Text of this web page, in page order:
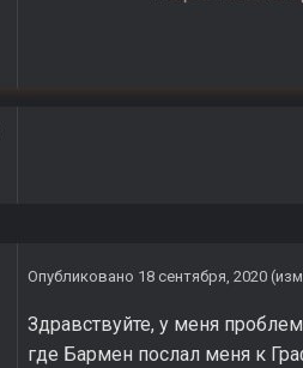
Опубликовано 18 сентября, 2020
Здравствуйте, у меня
где Бармен послал меня к